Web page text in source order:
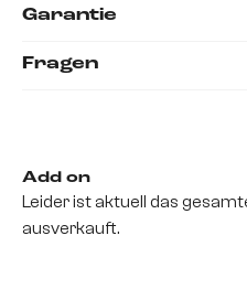
Garantie
Fragen
Add on
Leider ist aktuell das
ausverkauft.